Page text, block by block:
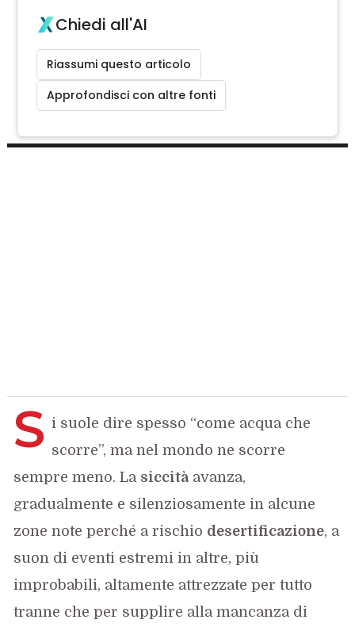
Chiedi all'AI
Riassumi questo articolo
Approfondisci con altre fonti
S i suole dire spesso “come acqua che
scorre”, ma nel mondo ne scorre
sempre meno. La siccità avanza,
gradualmente e silenziosamente in alcune
zone note perché a rischio desertificazione, a
suon di eventi estremi in altre, più
improbabili, altamente attrezzate per tutto
tranne che per supplire alla mancanza di